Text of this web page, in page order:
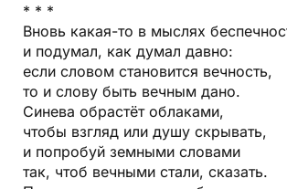
* * *
Вновь какая-то в мыслях
и подумал, как думал давно:
если словом становится вечность,
то и слову быть вечным дано.
Синева обрастёт облаками,
чтобы взгляд или душу скрывать,
и попробуй земными словами
так, чтоб вечными стали, сказать.